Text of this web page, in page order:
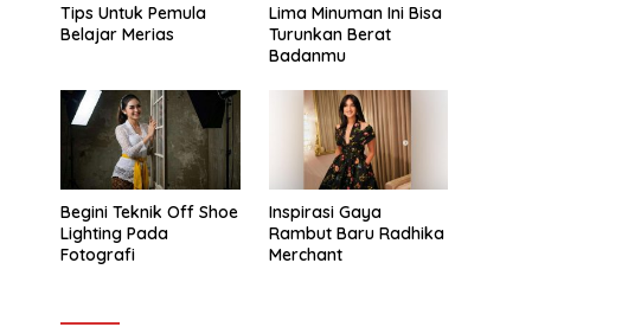
Tips Untuk Pemula
Belajar Merias
Lima Minuman Ini Bisa
Turunkan Berat
Badanmu
Begini Teknik Off Shoe
Lighting Pada
Fotografi
Inspirasi Gaya
Rambut Baru Radhika
Merchant